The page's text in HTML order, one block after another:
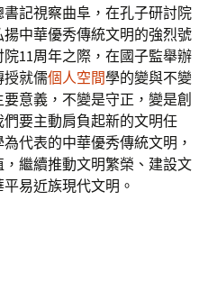
書記視察曲阜，在孔子研討院
中華優秀傳統文明的強烈號
11周年之際，在國子監舉辦
授就儒個人空間學的變與不變
意義，不變是守正，變是創
要主動肩負起新的文明任
為代表的中華優秀傳統文明，
繼續推動文明繁榮、建設文
平易近族現代文明。